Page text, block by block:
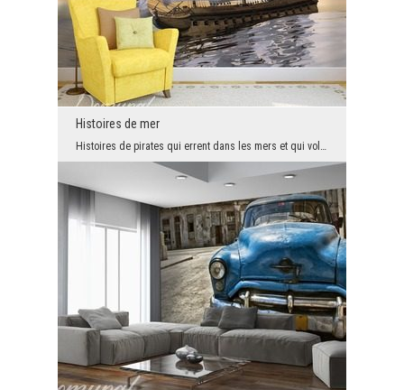
Histoires de mer
Histoires de pirates qui errent dans les mers et qui volent des riches navires même aujourd'hui ...